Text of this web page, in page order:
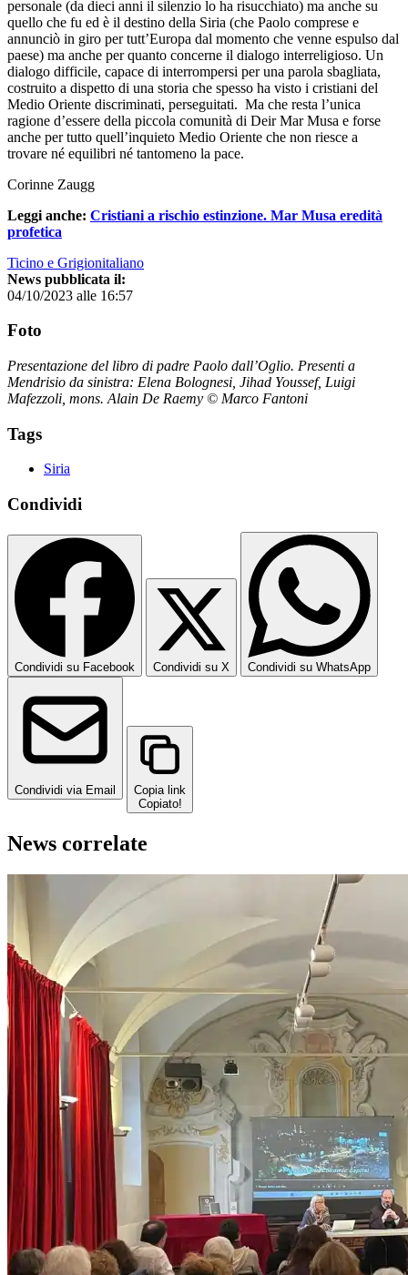
personale (da dieci anni il silenzio lo ha risucchiato) ma anche su
quello che fu ed è il destino della Siria (che Paolo comprese e
annunciò in giro per tutt’Europa dal momento che venne espulso dal
paese) ma anche per quanto concerne il dialogo interreligioso. Un
dialogo difficile, capace di interrompersi per una parola sbagliata,
costruito a dispetto di una storia che spesso ha visto i cristiani del
Medio Oriente discriminati, perseguitati. Ma che resta l’unica
ragione d’essere della piccola comunità di Deir Mar Musa e forse
anche per tutto quell’inquieto Medio Oriente che non riesce a
trovare né equilibri né tantomeno la pace.
Corinne Zaugg
Leggi anche: Cristiani a rischio estinzione. Mar Musa eredità
profetica
Ticino e Grigionitaliano
News pubblicata il:
04/10/2023 alle 16:57
Foto
Presentazione del libro di padre Paolo dall’Oglio. Presenti a
Mendrisio da sinistra: Elena Bolognesi, Jihad Youssef, Luigi
Mafezzoli, mons. Alain De Raemy © Marco Fantoni
Tags
Siria
Condividi
Condividi su Facebook Condividi su X Condividi su WhatsApp
Condividi via Email
Copia link
Copiato!
News correlate